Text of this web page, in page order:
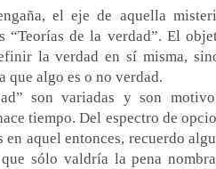
el eje de aquella
“Teorías de la verdad”. El
la verdad en sí misma,
que algo es o no verdad.
son variadas y son
tiempo. Del espectro de
en aquel entonces, recuerdo
sólo valdría la pena